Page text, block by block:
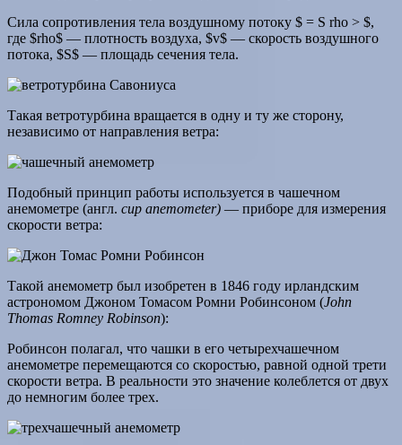
Сила сопротивления тела воздушному потоку $ = S rho > $,
где $rho$ — плотность воздуха, $v$ — скорость воздушного
потока, $S$ — площадь сечения тела.
Такая ветротурбина вращается в одну и ту же сторону,
независимо от направления ветра:
Подобный принцип работы используется в чашечном
анемометре (англ. cup anemometer) — приборе для измерения
скорости ветра:
Такой анемометр был изобретен в 1846 году ирландским
астрономом Джоном Томасом Ромни Робинсоном (John
Thomas Romney Robinson):
Робинсон полагал, что чашки в его четырехчашечном
анемометре перемещаются со скоростью, равной одной трети
скорости ветра. В реальности это значение колеблется от двух
до немногим более трех.